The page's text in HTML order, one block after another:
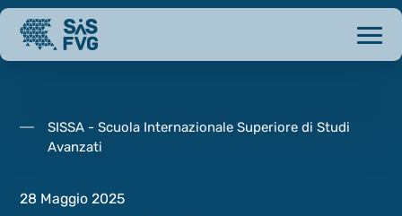
SISSA - Scuola Internazionale Superiore di Studi
Avanzati
28 Maggio 2025